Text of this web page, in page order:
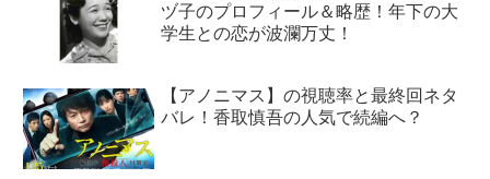
ヅ子のプロフィール＆略歴！年下の大
学生との恋が波瀾万丈！
【アノニマス】の視聴率と最終回ネタ
バレ！香取慎吾の人気で続編へ？